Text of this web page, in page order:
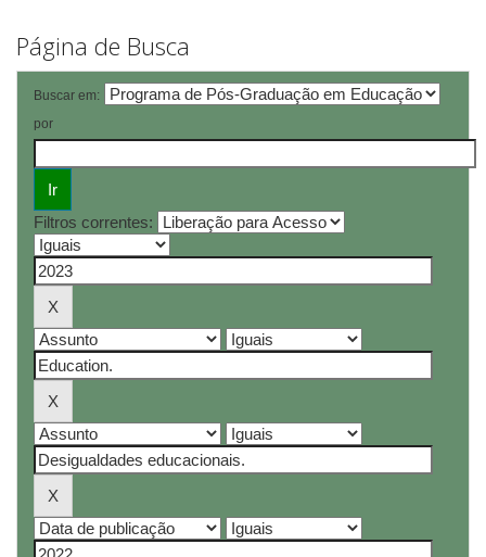
Página de Busca
Buscar em:
por
Filtros correntes: